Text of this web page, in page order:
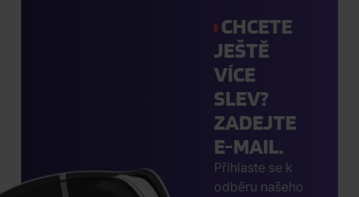
CHCETE
JEŠTĚ
VÍCE
SLEV?
ZADEJTE
E-MAIL.
Přihlaste se k
odběru našeho